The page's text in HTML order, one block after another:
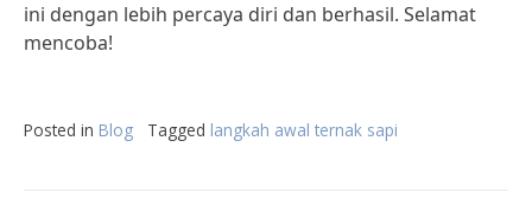
ini dengan lebih percaya diri dan berhasil. Selamat
mencoba!
Posted in Blog Tagged langkah awal ternak sapi